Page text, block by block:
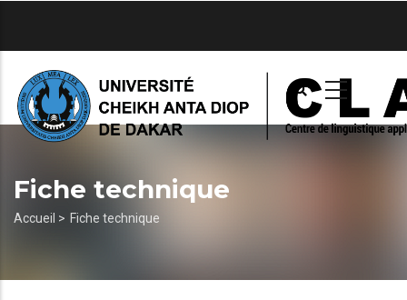
principal
Fiche technique
Fil
Accueil > Fiche technique